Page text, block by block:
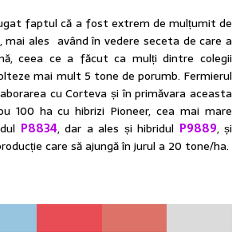
faptul că a fost extrem de mulțumit de
mai ales având în vedere seceta de care a
ceea ce a făcut ca mulți dintre colegii
mai mult 5 tone de porumb. Fermierul
cu Corteva și în primăvara aceasta
100 ha cu hibrizi Pioneer, cea mai mare
P8834, dar a ales și hibridul P9889, și
care să ajungă în jurul a 20 tone/ha.